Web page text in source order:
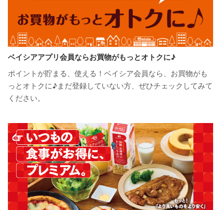
ベイシアアプリ会員ならお買物がもっとオトクに♪
ポイントが貯まる、使える！ベイシア会員なら、お買物がも
っとオトクに♪まだ登録していない方、ぜひチェックしてみて
ください。